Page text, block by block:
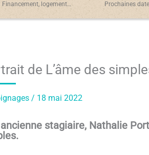
Financement, logement… Prochaines
de L’âme des
/ 18 mai 2022
stagiaire, Nathalie